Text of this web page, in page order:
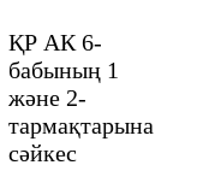
ҚР АК 6-
бабының 1
және 2-
тармақтарына
сәйкес